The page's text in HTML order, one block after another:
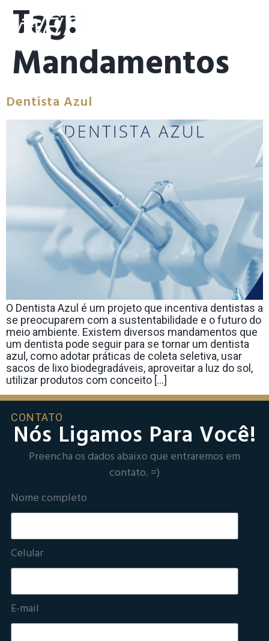
Tag:
Mandamentos
Dentista Azul
O Dentista Azul é um projeto que incentiva dentistas a
se preocuparem com a sustentabilidade e o futuro do
meio ambiente. Existem diversos mandamentos que
um dentista pode seguir para se tornar um dentista
azul, como adotar práticas de coleta seletiva, usar
sacos de lixo biodegradáveis, aproveitar a luz do sol,
utilizar produtos com conceito […]
CONTATO
Nós Ligamos Para Você!
Preencha os dados abaixo que entraremos em
contato. =)
Nome completo
Celular
E-mail